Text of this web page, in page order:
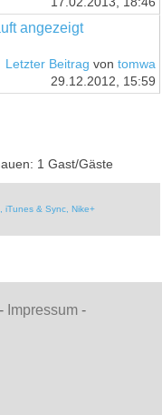
angezeigt
Letzter Beitrag von tomwa
29.12.2012, 15:59
1 Gast/Gäste
iTunes & Sync, Nike+
Impressum -